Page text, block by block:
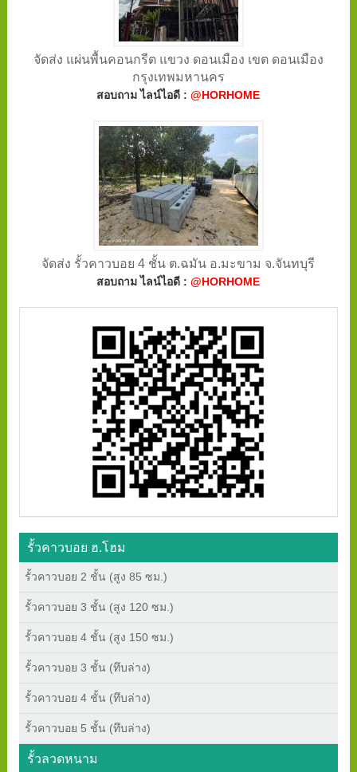
จัดส่ง แผ่นพื้นคอนกรีต แขวง ดอนเมือง เขต ดอนเมือง
กรุงเทพมหานคร
สอบถาม ไลน์ไอดี :@HORHOME
จัดส่ง รั้วคาวบอย 4 ชั้น ต.ฉมัน อ.มะขาม จ.จันทบุรี
สอบถาม ไลน์ไอดี :@HORHOME
รั้วคาวบอย ฮ.โฮม
รั้วคาวบอย 2 ชั้น (สูง 85 ซม.)
รั้วคาวบอย 3 ชั้น (สูง 120 ซม.)
รั้วคาวบอย 4 ชั้น (สูง 150 ซม.)
รั้วคาวบอย 3 ชั้น (ทึบล่าง)
รั้วคาวบอย 4 ชั้น (ทึบล่าง)
รั้วคาวบอย 5 ชั้น (ทึบล่าง)
รั้วลวดหนาม